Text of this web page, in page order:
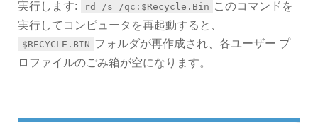
実行します: rd /s /qc:$Recycle.Bin このコマンドを
実行してコンピュータを再起動すると、
$RECYCLE.BIN フォルダが再作成され、各ユーザー プ
ロファイルのごみ箱が空になります。